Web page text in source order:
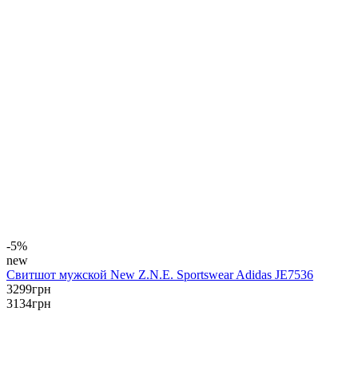
-5%
new
Свитшот мужской New Z.N.E. Sportswear Adidas JE7536
3299грн
3134грн